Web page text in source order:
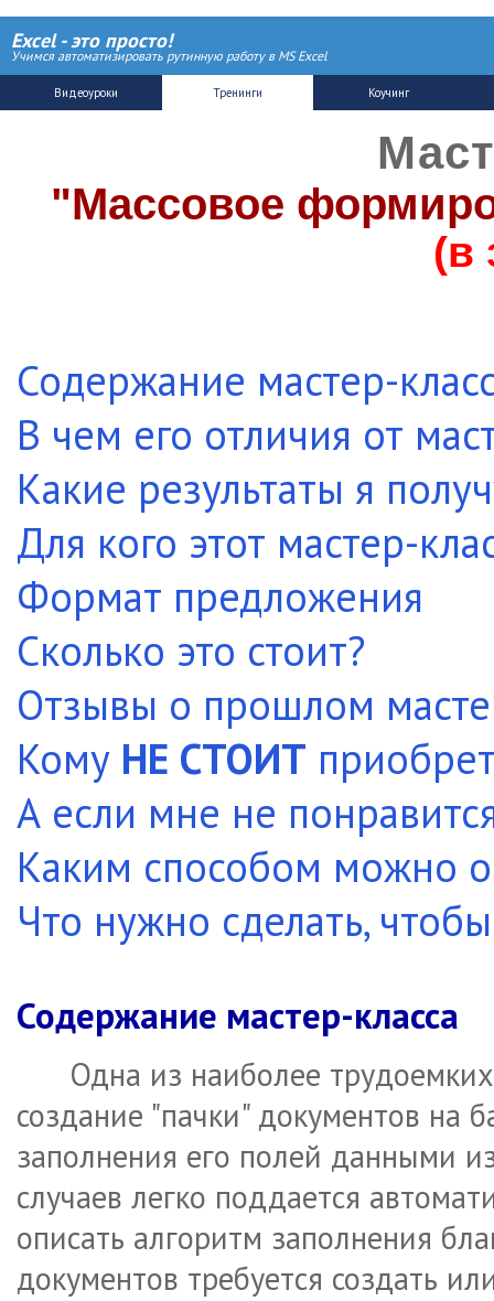
Excel - это просто!
Учимся автоматизировать рутинную работу в MS Excel
"Массовое
(в
Содержание мастер-
В чем его отличия от
Какие результаты я
Для кого этот мастер-
Формат предложения
Сколько это стоит?
Отзывы о прошлом
Кому НЕ СТОИТ
А если мне не
Каким способом можно
Что нужно сделать,
Содержание мастер-класса
Одна из наиболее
создание "пачки" документов на
заполнения его полей данными
случаев легко поддается
описать алгоритм заполнения
документов требуется создать